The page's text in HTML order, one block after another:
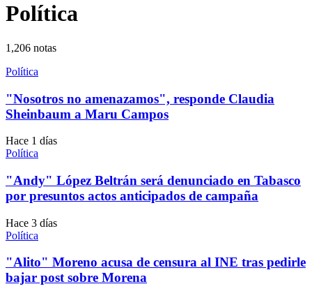
Política
1,206 notas
Política
"Nosotros no amenazamos", responde Claudia
Sheinbaum a Maru Campos
Hace 1 días
Política
"Andy" López Beltrán será denunciado en Tabasco
por presuntos actos anticipados de campaña
Hace 3 días
Política
"Alito" Moreno acusa de censura al INE tras pedirle
bajar post sobre Morena